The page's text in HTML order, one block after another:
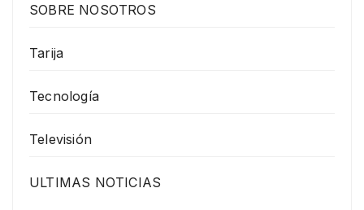
SOBRE NOSOTROS
Tarija
Tecnología
Televisión
ULTIMAS NOTICIAS